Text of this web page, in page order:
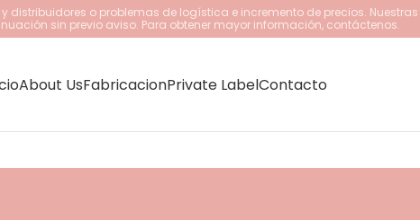
o problemas de logística e incremento de precios. Nuestras
sin previo aviso. Para obtener mayor información, contáctenos.
About UsFabricacionPrivate LabelContacto